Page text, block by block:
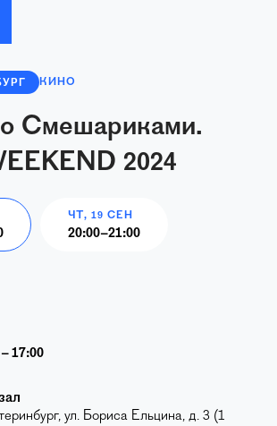
КИНО
Смешариками.
2024
ЧТ, 19 СЕН
20:00–21:00
17:00
ул. Бориса Ельцина, д. 3 (1